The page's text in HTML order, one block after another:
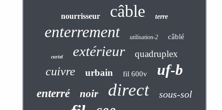
nourrisseur câble terre
enterrement utilisation-2 câblé
curiel extérieur quadruplex
cuivre urbain fil 600v uf-b
enterré noir direct sous-sol